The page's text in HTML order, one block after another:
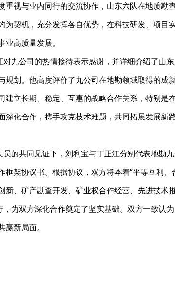
重视与业内同行的交流协作，山东六队在地质勘
为契机，充分发挥各自优势，在科技研发、项目
高质量发展。
九公司的热情接待表示感谢，并详细介绍了山
划。他高度评价了九公司在地勘领域取得的成
建立长期、稳定、互惠的战略合作关系，特别是
深化合作，携手攻克技术难题，共同拓展发展新
的共同见证下，刘利宝与丁正江分别代表地勘
框架协议书。根据协议，双方将本着“平等互利
、矿产勘查开发、矿业权合作经营、先进技术
为双方深化合作奠定了坚实基础。双方一致认
新局面。